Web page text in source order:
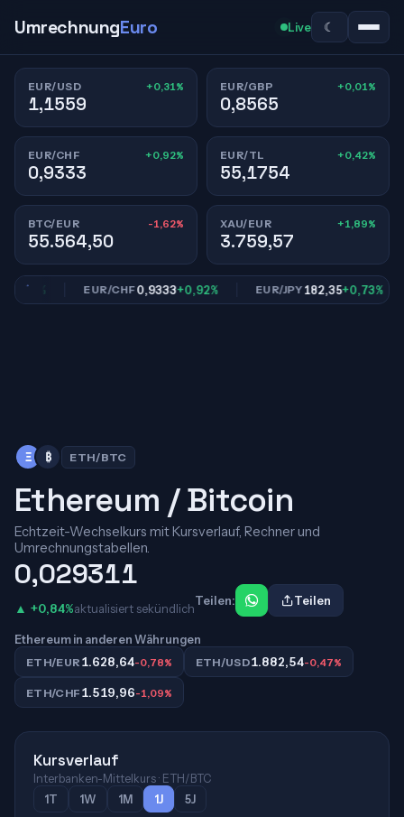
UmrechnungEuro Live ☾
EUR/USD +0,31%
1,1559
EUR/GBP +0,01%
0,8565
EUR/CHF +0,92%
0,9333
EUR/TL +0,42%
55,1754
BTC/EUR -1,62%
55.564,50
XAU/EUR +1,89%
3.759,57
EUR/CHF0,9333+0,92% EUR/JPY182,35+0,73%
Ξ ₿ ETH/BTC
Ethereum / Bitcoin
Echtzeit-Wechselkurs mit Kursverlauf, Rechner und
Umrechnungstabellen.
0,029311
▲ +0,84%aktualisiert sekündlich
Teilen: Teilen
Ethereum in anderen Währungen
ETH/EUR 1.628,64-0,78% ETH/USD1.882,54-0,47%
ETH/CHF 1.519,96-1,09%
Kursverlauf
Interbanken-Mittelkurs · ETH/BTC
1T
1W 1M 1J 5J